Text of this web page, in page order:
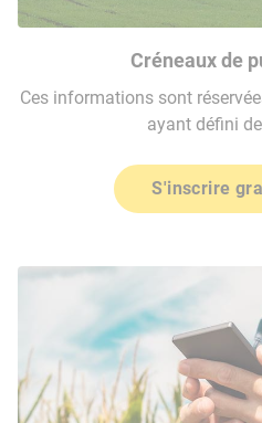
Créneaux de
Ces informations sont
ayant défini
S'inscrire